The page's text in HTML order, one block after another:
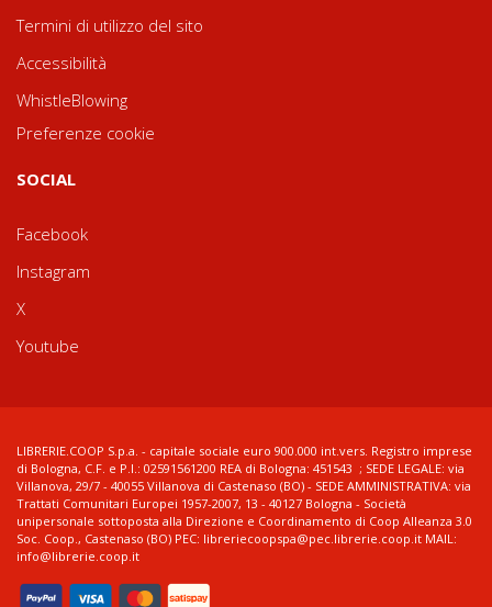
Termini di utilizzo del sito
Accessibilità
WhistleBlowing
Preferenze cookie
SOCIAL
Facebook
Instagram
X
Youtube
LIBRERIE.COOP S.p.a. - capitale sociale euro 900.000 int.vers. Registro imprese
di Bologna, C.F. e P.I.: 02591561200 REA di Bologna: 451543 ; SEDE LEGALE: via
Villanova, 29/7 - 40055 Villanova di Castenaso (BO) - SEDE AMMINISTRATIVA: via
Trattati Comunitari Europei 1957-2007, 13 - 40127 Bologna - Società
unipersonale sottoposta alla Direzione e Coordinamento di Coop Alleanza 3.0
Soc. Coop., Castenaso (BO) PEC: libreriecoopspa@pec.librerie.coop.it MAIL:
info@librerie.coop.it